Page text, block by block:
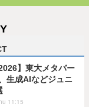
】東大メタバー
生成AIなどジュニ
11:15